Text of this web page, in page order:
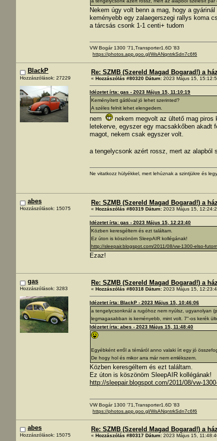
Nekem úgy volt benn a mag, hogy a
keményebb egy zalaegerszegi rallys koma
a tárcsás csonk 1-1 centi+ tudom
VW Bogár 1300 '71,Transporter1.6D '83
https://photos.app.goo.gl/WsANqntrkSdn7c6f6
BlackP
Hozzászólások: 27229
Re: SZMB (Szereld Magad Bogarad!) a
« Hozzászólás #80320 Dátum: 2023 Május 15,
Idézetet írta: gas - 2023 Május 15, 11:10:19
Keményített gátlóval jó lehet szerinted?
A széles felnit lehet elengedem.
nem
nekem megvolt az ültető mag
letekerve, egyszer egy macsakkőben
magot, nekem csak egyszer volt.
a tengelycsonk azért rossz, mert az
Ne vitatkozz hülyékkel, mert lehúznak a szintjükre és
abes
Hozzászólások: 15075
Re: SZMB (Szereld Magad Bogarad!) a
« Hozzászólás #80319 Dátum: 2023 Május 15,
Idézetet írta: gas - 2023 Május 15, 12:23:40
Közben keresgéltem és ezt találtam.
Ez úton is köszönöm SleepAIR kollégának!
http://sleepair.blogspot.com/2011/08/vw-1300-elso-
Ezaz!
gas
Hozzászólások: 3283
Re: SZMB (Szereld Magad Bogarad!) a
« Hozzászólás #80318 Dátum: 2023 Május 15,
Idézetet írta: BlackP - 2023 Május 15, 10:46:06
a tengelycsonknál a rugóhoz nem nyúlsz, ugyanolyan
legmagasabban is keményebb, mint volt. 7"-os kerék
Idézetet írta: abes - 2023 Május 15, 11:48:40
Egyébként erről a témáról anno valaki írt egy jó
De hogy hol és mikor arra már nem emlékszem.
Közben keresgéltem és ezt találtam.
Ez úton is köszönöm SleepAIR kollégának!
http://sleepair.blogspot.com/2011/08/vw-
VW Bogár 1300 '71,Transporter1.6D '83
https://photos.app.goo.gl/WsANqntrkSdn7c6f6
abes
Hozzászólások: 15075
Re: SZMB (Szereld Magad Bogarad!) a
« Hozzászólás #80317 Dátum: 2023 Május 15,